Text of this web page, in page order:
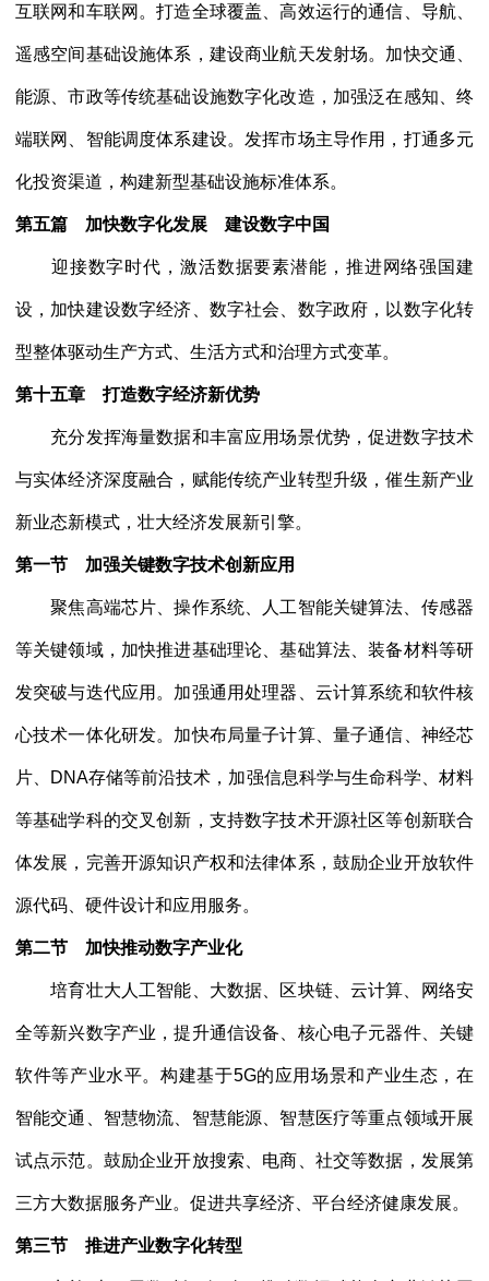
互联网和车联网。打造全球覆盖、高效运行的通信、导航、
遥感空间基础设施体系，建设商业航天发射场。加快交通、
能源、市政等传统基础设施数字化改造，加强泛在感知、终
端联网、智能调度体系建设。发挥市场主导作用，打通多元
化投资渠道，构建新型基础设施标准体系。
第五篇 加快数字化发展 建设数字中国
迎接数字时代，激活数据要素潜能，推进网络强国建
设，加快建设数字经济、数字社会、数字政府，以数字化转
型整体驱动生产方式、生活方式和治理方式变革。
第十五章 打造数字经济新优势
充分发挥海量数据和丰富应用场景优势，促进数字技术
与实体经济深度融合，赋能传统产业转型升级，催生新产业
新业态新模式，壮大经济发展新引擎。
第一节 加强关键数字技术创新应用
聚焦高端芯片、操作系统、人工智能关键算法、传感器
等关键领域，加快推进基础理论、基础算法、装备材料等研
发突破与迭代应用。加强通用处理器、云计算系统和软件核
心技术一体化研发。加快布局量子计算、量子通信、神经芯
片、 DNA存储等前沿技术，加强信息科学与生命科学、材料
等基础学科的交叉创新，支持数字技术开源社区等创新联合
体发展，完善开源知识产权和法律体系，鼓励企业开放软件
源代码、硬件设计和应用服务。
第二节 加快推动数字产业化
培育壮大人工智能、大数据、区块链、云计算、网络安
全等新兴数字产业，提升通信设备、核心电子元器件、关键
软件等产业水平。构建基于5G的应用场景和产业生态，在
智能交通、智慧物流、智慧能源、智慧医疗等重点领域开展
试点示范。鼓励企业开放搜索、电商、社交等数据，发展第
三方大数据服务产业。促进共享经济、平台经济健康发展。
第三节 推进产业数字化转型